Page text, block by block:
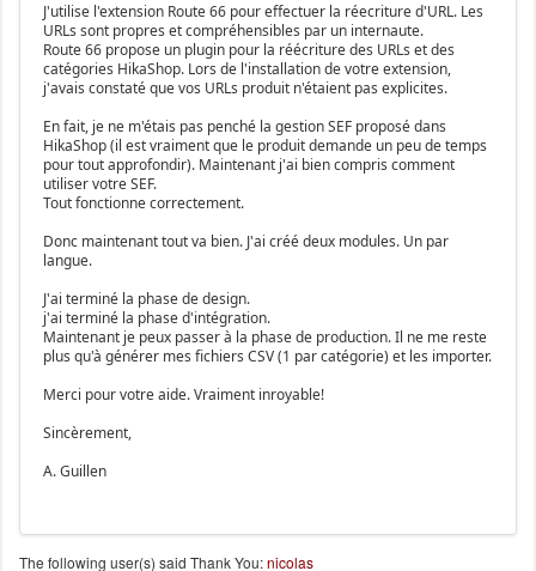
J'utilise l'extension Route 66 pour effectuer la réecriture d'URL. Les
URLs sont propres et compréhensibles par un internaute.
Route 66 propose un plugin pour la réécriture des URLs et des
catégories HikaShop. Lors de l'installation de votre extension,
j'avais constaté que vos URLs produit n'étaient pas explicites.
En fait, je ne m'étais pas penché la gestion SEF proposé dans
HikaShop (il est vraiment que le produit demande un peu de temps
pour tout approfondir). Maintenant j'ai bien compris comment
utiliser votre SEF.
Tout fonctionne correctement.
Donc maintenant tout va bien. J'ai créé deux modules. Un par
langue.
J'ai terminé la phase de design.
j'ai terminé la phase d'intégration.
Maintenant je peux passer à la phase de production. Il ne me reste
plus qu'à générer mes fichiers CSV (1 par catégorie) et les importer.
Merci pour votre aide. Vraiment inroyable!
Sincèrement,
A. Guillen
The following user(s) said Thank You:nicolas